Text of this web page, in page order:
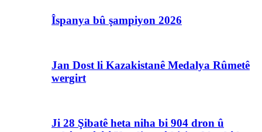
Îspanya bû şampiyon 2026
Jan Dost li Kazakistanê Medalya Rûmetê
wergirt
Ji 28 Şibatê heta niha bi 904 dron û